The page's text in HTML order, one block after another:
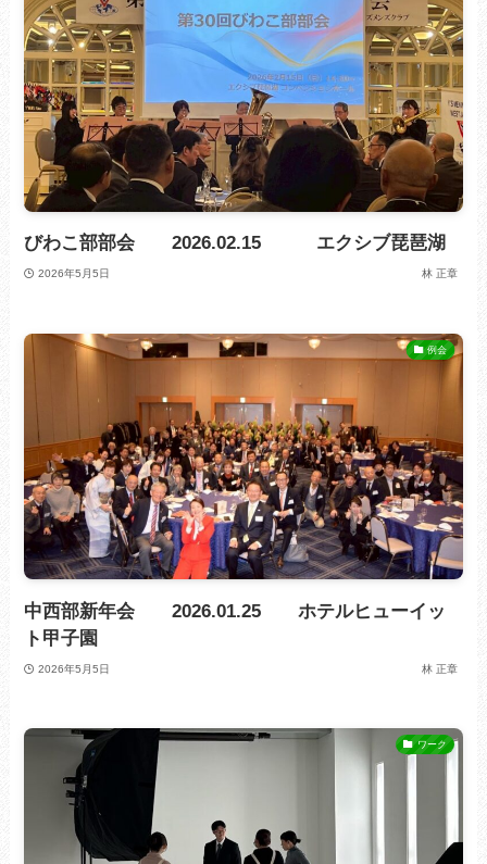
びわこ部部会 2026.02.15 エクシブ琵琶湖
2026年5月5日 林 正章
例会
中西部新年会 2026.01.25 ホテルヒューイッ
ト甲子園
2026年5月5日 林 正章
ワーク